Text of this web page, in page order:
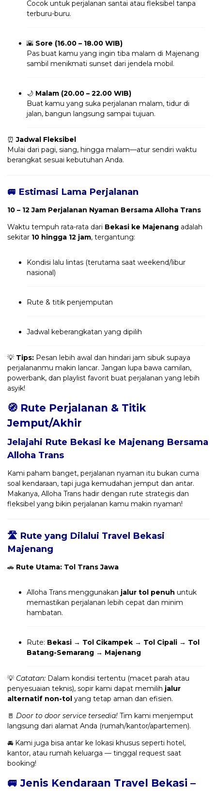
Cocok untuk perjalanan santai atau fleksibel tanpa
terburu-buru.
🌇 Sore (16.00 – 18.00 WIB)
Pas buat kamu yang ingin tiba malam di Majenang
sambil menikmati sunset dari jendela mobil.
🌙 Malam (20.00 – 22.00 WIB)
Buat kamu yang suka perjalanan malam, tidur di
jalan, bangun langsung sampai tujuan.
⏰Jadwal Fleksibel
Mulai dari pagi, siang, hingga malam—atur sendiri waktu
berangkat sesuai kebutuhan Anda.
🚐 Estimasi Lama Perjalanan
10 – 12 Jam Perjalanan Nyaman Bersama Alloha Trans
Waktu tempuh rata-rata dari Bekasi ke Majenang adalah
sekitar 10 hingga 12 jam, tergantung:
Kondisi lalu lintas (terutama saat weekend/libur
nasional)
Rute & titik penjemputan
Jadwal keberangkatan yang dipilih
💡 Tips: Pesan lebih awal dan hindari jam sibuk supaya
perjalananmu makin lancar. Jangan lupa bawa camilan,
powerbank, dan playlist favorit buat perjalanan yang lebih
asyik!
🧭 Rute Perjalanan & Titik
Jemput/Akhir
Jelajahi Rute Bekasi ke Majenang Bersama
Alloha Trans
Kami paham banget, perjalanan nyaman itu bukan cuma
soal kendaraan, tapi juga kemudahan jemput dan antar.
Makanya, Alloha Trans hadir dengan rute strategis dan
fleksibel yang bikin perjalanan kamu makin nyaman!
🛣️ Rute yang Dilalui Travel Bekasi
Majenang
🚗 Rute Utama: Tol Trans Jawa
Alloha Trans menggunakan jalur tol penuh untuk
memastikan perjalanan lebih cepat dan minim
hambatan.
Rute: Bekasi → Tol Cikampek → Tol Cipali → Tol
Batang-Semarang → Majenang
💡 Catatan: Dalam kondisi tertentu (macet parah atau
penyesuaian teknis), sopir kami dapat memilih jalur
alternatif non-tol yang tetap aman dan efisien.
🚪 Door to door service tersedia! Tim kami menjemput
langsung dari alamat Anda (rumah/kantor/apartemen).
🚘 Kami juga bisa antar ke lokasi khusus seperti hotel,
kantor, atau rumah keluarga — tinggal request saat
booking!
🚐 Jenis Kendaraan Travel Bekasi –